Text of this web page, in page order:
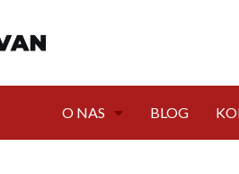
O NAS BLOG